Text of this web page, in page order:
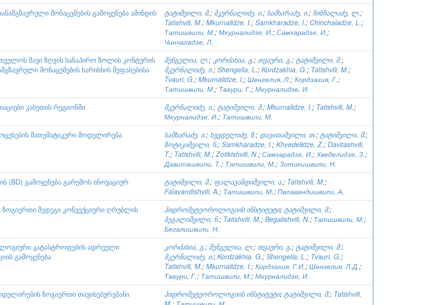
მონაცემების გამოყენება ამინდის
ტატიშვილი, მ.; მკურნალიძე, ი.; სამხარაძე, ი.; ჩინჩალაძე, ლ.;
Tatishvili, M.; Mkurnalidze, I.; Samkharadze, I.; Chinchaladze, L.;
Татишвили, М.; Мкурналидзе, И.; Самхарадзе, И.;
Чинчаладзе, Л.
შავი ზღვის სანაპირო ზოლის კონტურის
მონაცემების ხარისხის შეფასებისა
შენგელია, ლ.; კორძახია, გ.; თვაური, გ.; ტატიშვილი, მ.;
მკურნალიძე, ი.; Shengelia, L.; Kordzakhia, G.; Tatishvili, M.;
Tvauri, G.; Mkurnalidze, I.; Шенгелия, Л.; Кордзахия, Г.;
Татишвили, М.; Тваури, Г.; Мкурналидзе, И.
კახეთის რეგიონში მკურნალიძე, ი.; ტატიშვილი, მ.; Mkurnalidze, I.; Tatishvili, M.;
Мкурналидзе, И.; Татишвили, М.
მათემატიკური მოდელირება
სამხარაძე, ი.; ხვედელიძე, ზ.; დავითაშვილი, თ.; ტატიშვილი, მ.;
ზოტიკიშვილი, ნ.; Samkharadze, I.; Khvedelidze, Z.; Davitashvili,
T.; Tatishvili, M.;Zotikishvili, N.; Самхарадзе, И.; Хведелидзе, З.;
Давиташвили, Т.; Татишвили, М.; Зотикишвили, Н.
(BD) გამოყენება გარემოს ინოვაციურ
ტატიშვილი, მ.; ფალავანდიშვილი, ა.; Tatishvili, M.;
Falavandishvili, A.; Татишвили, М.; Палавандишвили, А.
შედეგი კონვექციური ღრუბლის
ჰიდრომეტეოროლოგიის ინსტიტუტი; ტატიშვილი, მ.;
ბეგალიშვილი, ნ.; Tatishvili, M.; Begalishvili, N.; Татишвили, М.;
Бегалишвили, Н.
კატასტროფების ადრეული
გამოყენება
კორძახია, გ.; შენგელია, ლ.; თვაური, გ.; ტატიშვილი, მ.;
მკურნალიძე, ი.; Kordzakhia, G.; Shengelia, L.; Tvauri, G.;
Tatishvili, M.; Mkurnalidze, I.; Кордзахия, Г.И.; Шенгелия, Л.Д.;
Тваури, Г.; Татишвили, М.; Мкурналидзе, И.
ზოგიერთი თავისებურებანი ჰიდრომეტეოროლოგიის ინსტიტუტი; ტატიშვილი, მ.; Tatishvili,